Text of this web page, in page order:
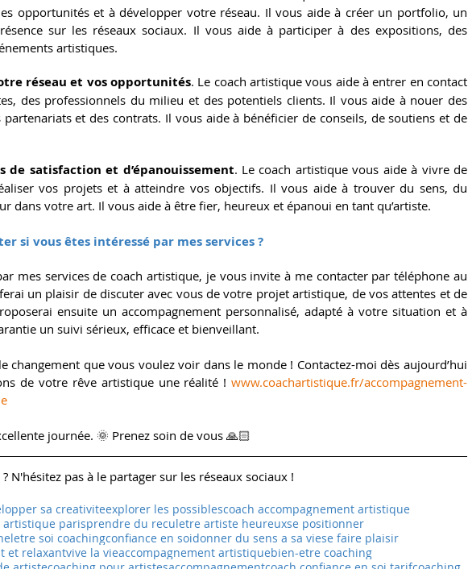
opportunités et à développer votre réseau. Il vous aide à créer un portfolio, un
sur les réseaux sociaux. Il vous aide à participer à des expositions, des
artistiques.
réseau et vos opportunités. Le coach artistique vous aide à entrer en contact
des professionnels du milieu et des potentiels clients. Il vous aide à nouer des
et des contrats. Il vous aide à bénéficier de conseils, de soutiens et de
de satisfaction et d’épanouissement. Le coach artistique vous aide à vivre de
vos projets et à atteindre vos objectifs. Il vous aide à trouver du sens, du
dans votre art. Il vous aide à être fier, heureux et épanoui en tant qu’artiste.
si vous êtes intéressé par mes services ?
mes services de coach artistique, je vous invite à me contacter par téléphone au
un plaisir de discuter avec vous de votre projet artistique, de vos attentes et de
ensuite un accompagnement personnalisé, adapté à votre situation et à
un suivi sérieux, efficace et bienveillant.
changement que vous voulez voir dans le monde ! Contactez-moi dès aujourd’hui
de votre rêve artistique une réalité ! www.coachartistique.fr/accompagnement-
journée. 🌞 Prenez soin de vous 🙏🏻
N'hésitez pas à le partager sur les réseaux sociaux !
sa creativiteexplorer les possiblescoach accompagnement artistique
artistique parisprendre du reculetre artiste heureuxse positionner
etre soi coachingconfiance en soidonner du sens a sa viese faire plaisir
et relaxantvive la vieaccompagnement artistiquebien-etre coaching